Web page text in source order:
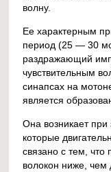
волну.
Ее характерным
период (25 — 30
раздражающий
чувствительным
синапсах на
является
Она возникает
которые
связано с тем, что
волокон ниже, чем